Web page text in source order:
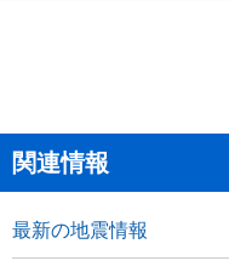
関連情報
最新の地震情報